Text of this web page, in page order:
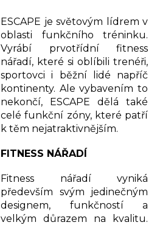
ESCAPE je světovým lídrem v
oblasti funkčního tréninku.
Vyrábí prvotřídní fitness
nářadí, které si oblíbili trenéři,
sportovci i běžní lidé napříč
kontinenty. Ale vybavením to
nekončí, ESCAPE dělá také
celé funkční zóny, které patří
k těm nejatraktivnějším.
FITNESS NÁŘADÍ
Fitness nářadí vyniká
především svým jedinečným
designem, funkčností a
velkým důrazem na kvalitu.